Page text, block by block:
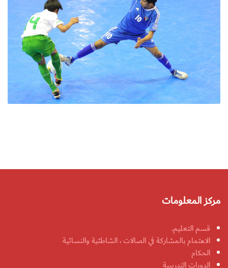
مركز المعلومات
قسم التعليم.
الاهتمام بالمشاركة في الصالات ، الشاطئية والنسائية
الحكام
الدورات التدريبية